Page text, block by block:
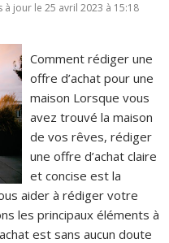
à jour le 25 avril 2023 à 15:18
Comment rédiger une
offre d’achat pour une
maison Lorsque vous
avez trouvé la maison
de vos rêves, rédiger
une offre d’achat claire
et concise est la
aider à rédiger votre
les principaux éléments à
est sans aucun doute